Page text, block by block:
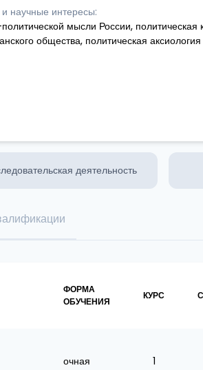
научные интересы:
мысли России,
общества, политическая
деятельность
ФОРМА
ОБУЧЕНИЯ
КУРС
очная 1